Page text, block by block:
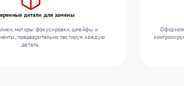
детали для замены
моторы фокусировки, шлейфы и
предварительно тестируя каждую
деталь.